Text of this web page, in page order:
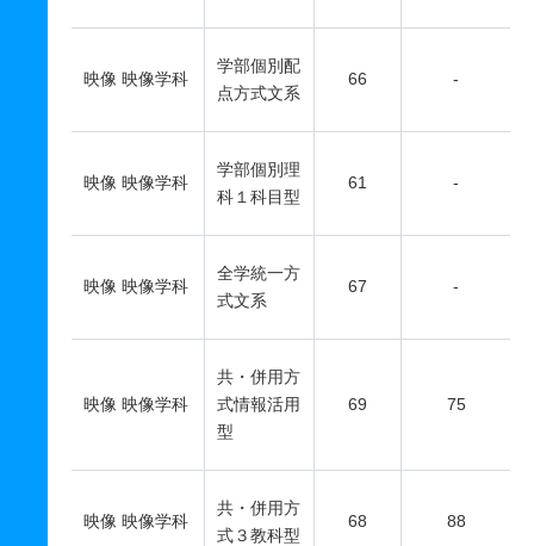
映像 映像学科
学部個別配
点方式文系
66 -
映像 映像学科
学部個別理
科１科目型
61 -
映像 映像学科
全学統一方
式文系
67 -
映像 映像学科
共・併用方
式情報活用
型
69 75
映像 映像学科
共・併用方
式３教科型
68 88